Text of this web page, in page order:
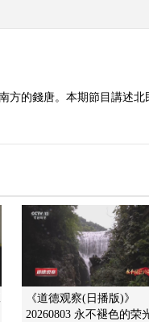
的錢唐。本期節目講述
《道德观察(日播版)》
20260803 永不褪色的荣